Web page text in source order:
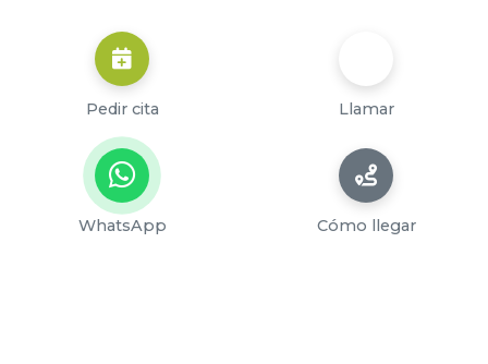
Pedir cita Llamar
WhatsApp Cómo llegar